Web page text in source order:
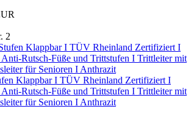
2
Klappbar I TÜV Rheinland Zertifiziert I
Rutsch-Füße und Trittstufen I Trittleiter mit
für Senioren I Anthrazit